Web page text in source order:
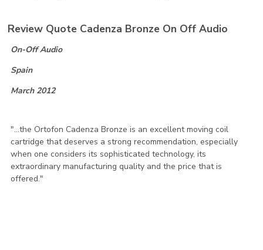
Review Quote Cadenza Bronze On Off Audio
On-Off Audio
Spain
March 2012
"...the Ortofon Cadenza Bronze is an excellent moving coil
cartridge that deserves a strong recommendation, especially
when one considers its sophisticated technology, its
extraordinary manufacturing quality and the price that is
offered."